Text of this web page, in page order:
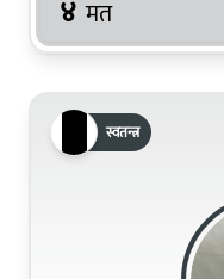
४ मत
स्वतन्त्र